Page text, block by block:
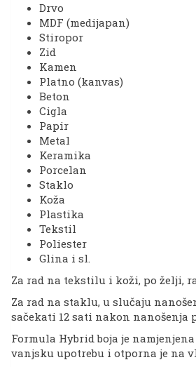
Drvo
MDF (medijapan)
Stiropor
Zid
Kamen
Platno (kanvas)
Beton
Cigla
Papir
Metal
Keramika
Porcelan
Staklo
Koža
Plastika
Tekstil
Poliester
Glina i sl.
Za rad na tekstilu i koži, po želji,
Za rad na staklu, u slučaju
sačekati 12 sati nakon nanošenja
Formula Hybrid boja je
vanjsku upotrebu i otporna je na